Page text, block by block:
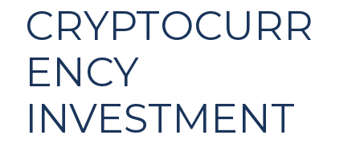
CRYPTOCURR
ENCY
INVESTMENT